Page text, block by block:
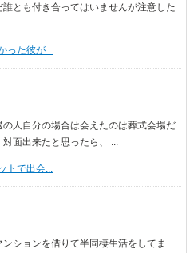
とも付き合ってはいませんが注意した
った彼が...
人自分の場合は会えたのは葬式会場だ
面出来たと思ったら、 ...
トで出会...
ションを借りて半同棲生活をしてま